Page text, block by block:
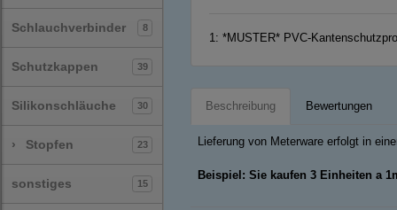
Schlauchverbinder 8
Schutzkappen 39
Silikonschläuche 30
› Stopfen 23
sonstiges 15
1: *MUSTER* PVC-
Beschreibung Bewertungen
Lieferung von Meterware erfolgt in
Beispiel: Sie kaufen 3 Einheiten a